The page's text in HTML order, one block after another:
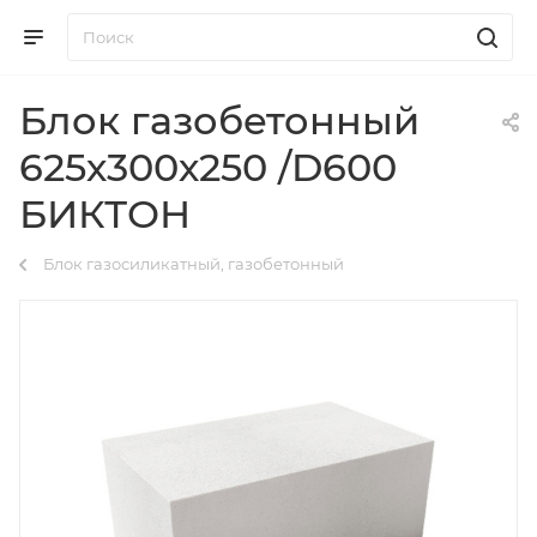
Блок газобетонный
625х300х250 /D600
БИКТОН
Блок газосиликатный, газобетонный